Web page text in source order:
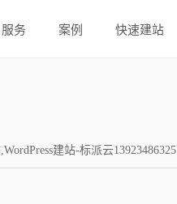
服务 案例 快速建站
建站-标派云13923486325